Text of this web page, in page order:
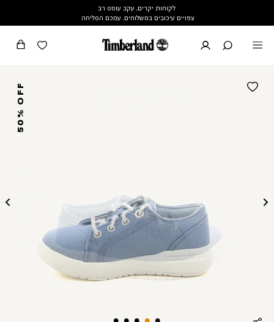
לקוחות יקרים, עקב עומס רב
צפויים עיכובים במשלוחים. עמכם הסליחה
50% OFF